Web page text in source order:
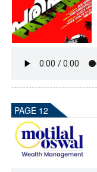
PAGE 12